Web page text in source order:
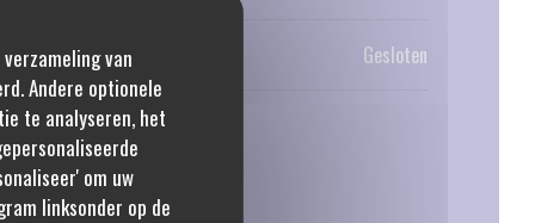
van
Andere optionele
te analyseren, het
om uw
linksonder op de
Gesloten